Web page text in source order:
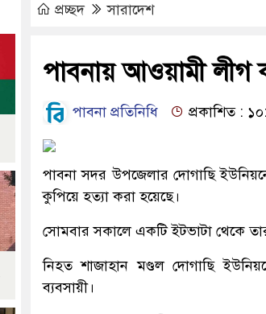
প্রচ্ছদ সারাদেশ
পাবনায় আওয়ামী লীগ
পাবনা প্রতিনিধি প্রকাশিত :
পাবনা সদর উপজেলার দোগাছি
কুপিয়ে হত্যা করা হয়েছে।
সোমবার সকালে একটি ইটভাটা থেকে
নিহত শাজাহান মণ্ডল দোগাছি
ব্যবসায়ী।